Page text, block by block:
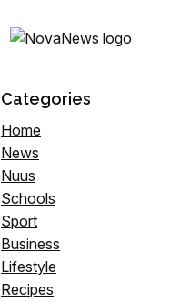
Categories
Home
News
Nuus
Schools
Sport
Business
Lifestyle
Recipes